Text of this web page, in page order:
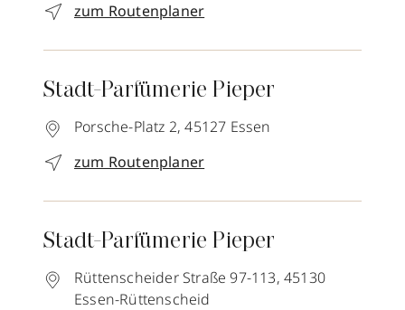
zum Routenplaner
Stadt-Parfümerie Pieper
Porsche-Platz 2, 45127 Essen
zum Routenplaner
Stadt-Parfümerie Pieper
Rüttenscheider Straße 97-113, 45130
Essen-Rüttenscheid